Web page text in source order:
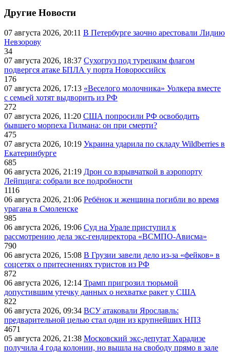
Другие Новости
07 августа 2026, 20:11 В Петербурге заочно арестовали Лидию
Невзорову
34
07 августа 2026, 18:37 Сухогруз под турецким флагом
подвергся атаке БПЛА у порта Новороссийск
176
07 августа 2026, 17:13 «Веселого молочника» Уолкера вместе
с семьей хотят выдворить из РФ
272
07 августа 2026, 11:20 США попросили РФ освободить
бывшего морпеха Гилмана: он при смерти?
475
07 августа 2026, 10:19 Украина ударила по складу Wildberries в
Екатеринбурге
685
06 августа 2026, 21:19 Дрон со взрывчаткой в аэропорту
Лейпцига: собрали все подробности
1116
06 августа 2026, 21:06 Ребёнок и женщина погибли во время
урагана в Смоленске
985
06 августа 2026, 19:06 Суд на Урале приступил к
рассмотрению дела экс-гендиректора «ВСМПО-Ависма»
790
06 августа 2026, 15:08 В Грузии завели дело из-за «фейков» в
соцсетях о притеснениях туристов из РФ
872
06 августа 2026, 12:14 Трамп пригрозил тюрьмой
допустившим утечку данных о нехватке ракет у США
822
06 августа 2026, 09:34 ВСУ атаковали Ярославль:
предварительной целью стал один из крупнейших НПЗ
4671
05 августа 2026, 21:38 Московский экс-депутат Харадизе
получила 4 года колонии, но вышла на свободу прямо в зале